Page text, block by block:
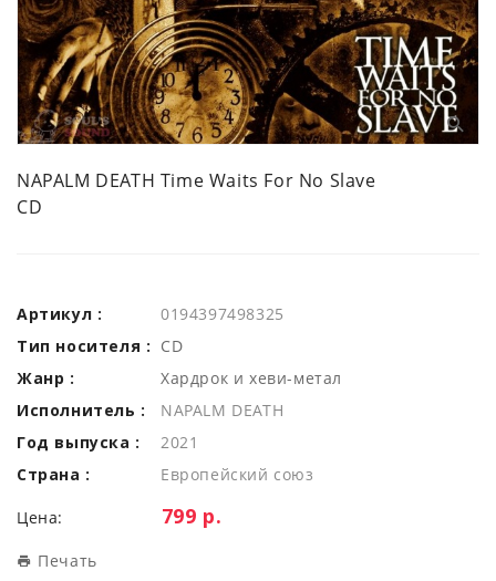
NAPALM DEATH Time Waits For No Slave
CD
Артикул :
0194397498325
Тип носителя : CD
Жанр :
Хардрок и хеви-метал
Исполнитель :
NAPALM DEATH
Год выпуска :
2021
Страна :
Европейский союз
Цена: Цена:
799 р.
Печать